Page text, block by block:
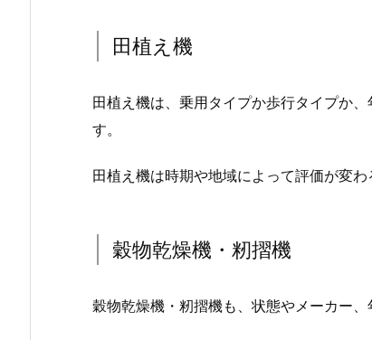
田植え機
田植え機は、乗用タイプか歩行タイプか
す。
田植え機は時期や地域によって評価が変
穀物乾燥機・籾摺機
穀物乾燥機・籾摺機も、状態やメーカー